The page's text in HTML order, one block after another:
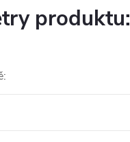
produktu:
: